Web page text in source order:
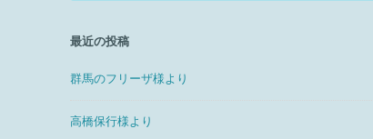
索:
最近の投稿
群馬のフリーザ様より
高橋保行様より